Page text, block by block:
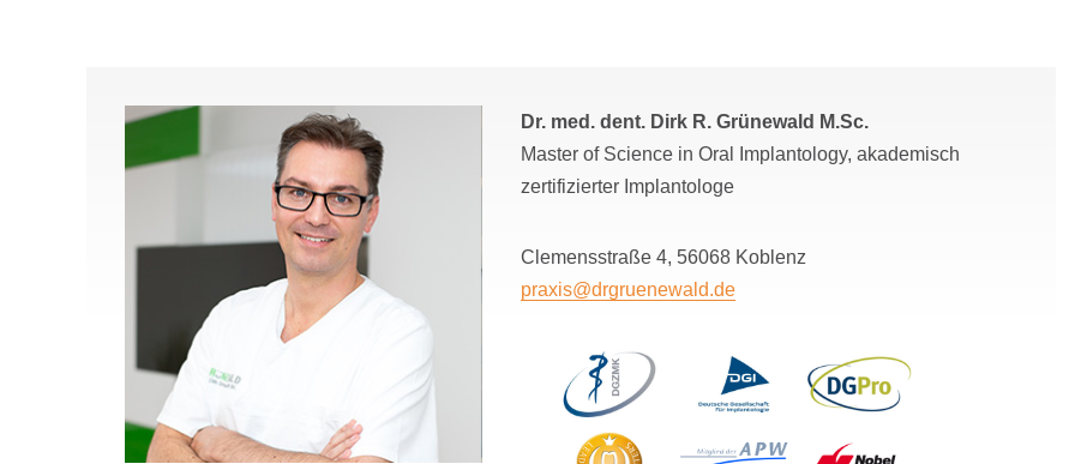
Dr. med. dent. Dirk R. Grünewald M.Sc.
Master of Science in Oral Implantology, akademisch
zertifizierter Implantologe
Clemensstraße 4, 56068 Koblenz
praxis@drgruenewald.de